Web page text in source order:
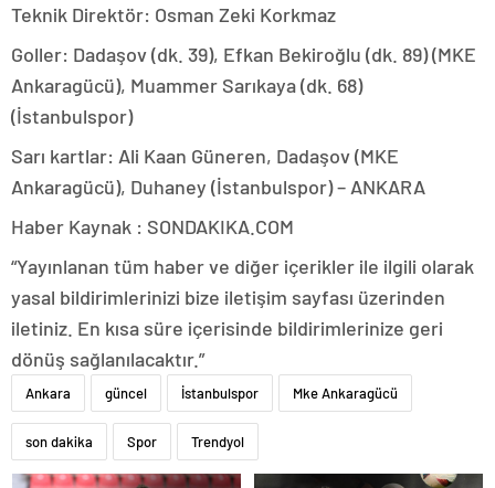
Teknik Direktör: Osman Zeki Korkmaz
Goller: Dadaşov (dk. 39), Efkan Bekiroğlu (dk. 89) (MKE
Ankaragücü), Muammer Sarıkaya (dk. 68)
(İstanbulspor)
Sarı kartlar: Ali Kaan Güneren, Dadaşov (MKE
Ankaragücü), Duhaney (İstanbulspor) – ANKARA
Haber Kaynak : SONDAKIKA.COM
“Yayınlanan tüm haber ve diğer içerikler ile ilgili olarak
yasal bildirimlerinizi bize iletişim sayfası üzerinden
iletiniz. En kısa süre içerisinde bildirimlerinize geri
dönüş sağlanılacaktır.”
Ankara güncel İstanbulspor Mke Ankaragücü
son dakika Spor Trendyol